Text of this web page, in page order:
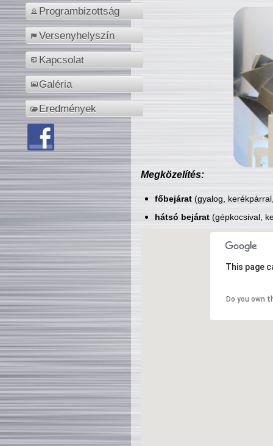
Programbizottság
Versenyhelyszín
Kapcsolat
Galéria
Eredmények
Megközelítés:
főbejárat(gyalog,
hátsó bejárat(gépkocsival,
This page
Do you own